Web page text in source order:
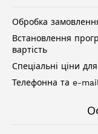
Обробка
Встановлення
вартість
Спеціальні ціни
Телефонна та e-